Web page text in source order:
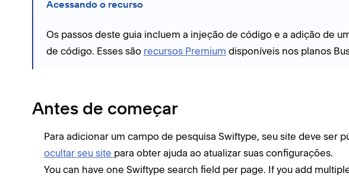
Acessando o recurso
Os passos deste guia incluem a injeção de código e a adição de
de código. Esses são recursos Premium disponíveis nos planos
Antes de começar
Para adicionar um campo de pesquisa Swiftype, seu site deve ser
ocultar seu site para obter ajuda ao atualizar suas configurações.
You can have one Swiftype search field per page. If you add